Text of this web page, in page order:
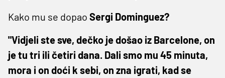
Kako mu se dopao Sergi Dominguez?
"Vidjeli ste sve, dečko je došao iz Barcelone, on
je tu tri ili četiri dana. Dali smo mu 45 minuta,
mora i on doći k sebi, on zna igrati, kad se